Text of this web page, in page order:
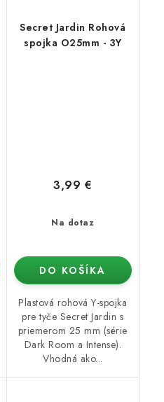
Secret Jardin Rohová
spojka O25mm - 3Y
Na dotaz
3,99 €
DO KOŠÍKA
Plastová rohová Y-spojka
pre tyče Secret Jardin s
priemerom 25 mm (série
Dark Room a Intense).
Vhodná ako...